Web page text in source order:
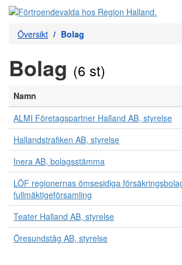
Översikt Bolag
Bolag (6 st)
Namn
ALMI Företagspartner Halland AB, styrelse
Hallandstrafiken AB, styrelse
Inera AB, bolagsstämma
LÖF regionernas ömsesidiga
fullmäktigeförsamling
Teater Halland AB, styrelse
Öresundståg AB, styrelse